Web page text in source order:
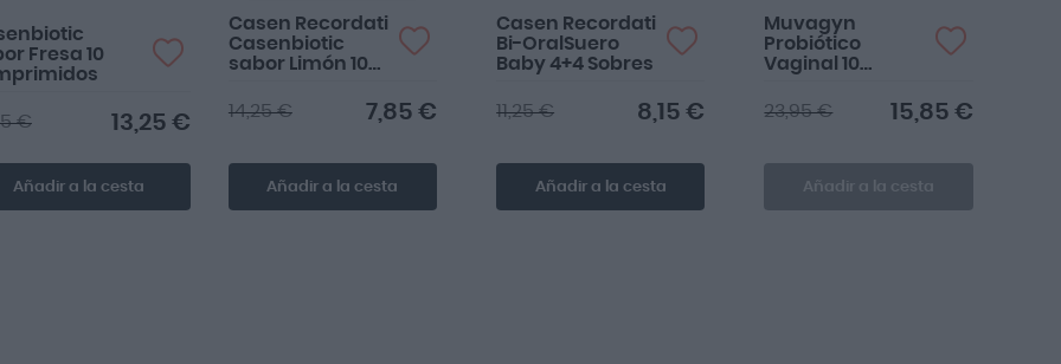
Fresa 10
13,25 €
€
Añadir a la cesta
Casen Recordati
Casenbiotic
sabor Limón 10
7,85 €
14,25 €
Añadir a la cesta
Casen Recordati
Bi-OralSuero
Baby 4+4 Sobres
8,15 €
11,25 €
Añadir a la cesta
Muvagyn
Probiótico
Vaginal 10
15,85 €
23,95 €
Añadir a la cesta